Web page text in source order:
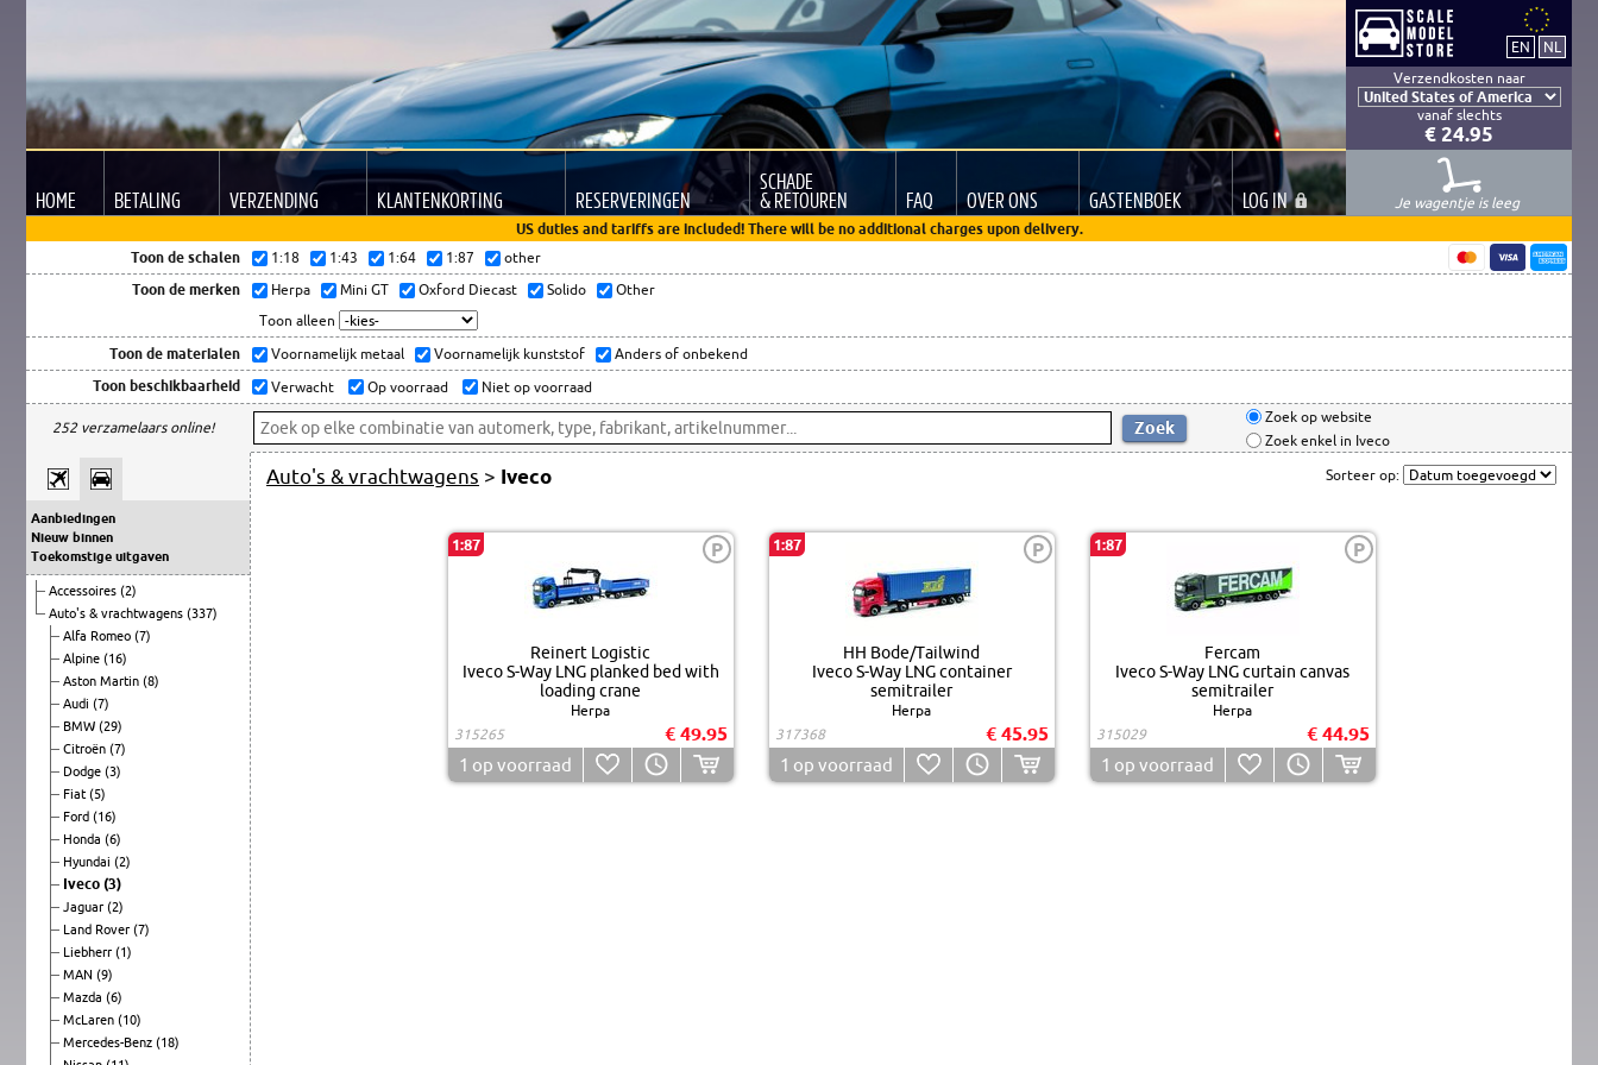
Verzendkosten naar
vanaf slechts
€ 24.95
HOME BETALING VERZENDING KLANTENKORTING RESERVERINGEN
SCHADE
& RETOUREN FAQ OVER ONS GASTENBOEK LOGIN
Je wagentje is leeg
US duties and tariffs are included! There will be no additional charges upon delivery.
Toon de schalen
1:18 1:43 1:64 1:87 other
Toon de merken Herpa Mini GT Oxford Diecast Solido
Other
Toon alleen
Toon de materialen Voornamelijk metaal Voornamelijk kunststof Anders of onbekend
Toon beschikbaarheid Verwacht Op voorraad Niet op voorraad
252 verzamelaars online!
Zoek op website
Zoek enkel in Iveco
Aanbiedingen
Nieuw binnen
Toekomstige uitgaven
Accessoires (2)
Auto's & vrachtwagens (337)
Alfa Romeo (7)
Alpine (16)
Aston Martin (8)
Audi (7)
BMW (29)
Citroën (7)
Dodge (3)
Fiat (5)
Ford (16)
Honda (6)
Hyundai (2)
Iveco (3)
Jaguar (2)
Land Rover (7)
Liebherr (1)
MAN (9)
Mazda (6)
McLaren (10)
Mercedes-Benz (18)
Auto's & vrachtwagens > Iveco Sorteer op:
1:87 P
Reinert Logistic
Iveco S-Way LNG planked bed with
loading crane
Herpa
315265
€ 49.95
1 op voorraad
1:87 P
HH Bode/Tailwind
Iveco S-Way LNG container
semitrailer
Herpa
317368
€ 45.95
1 op voorraad
1:87 P
Fercam
Iveco S-Way LNG curtain canvas
semitrailer
Herpa
315029
€ 44.95
1 op voorraad